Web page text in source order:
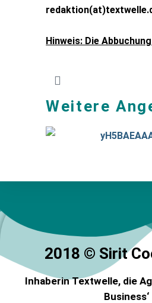
Hinweis: Die
Weitere
2018 © Sirit
Inhaberin Textwelle, die
Business‘